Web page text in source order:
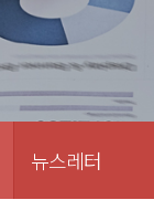
뉴스레터